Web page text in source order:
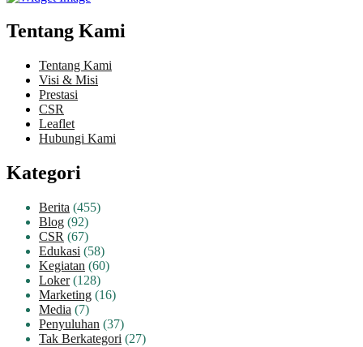
Tentang Kami
Tentang Kami
Visi & Misi
Prestasi
CSR
Leaflet
Hubungi Kami
Kategori
Berita (455)
Blog (92)
CSR (67)
Edukasi (58)
Kegiatan (60)
Loker(128)
Marketing (16)
Media (7)
Penyuluhan (37)
Tak Berkategori (27)